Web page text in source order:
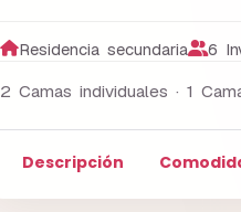
Residencia secundaria 6
2 Camas individuales · 1
Descripción